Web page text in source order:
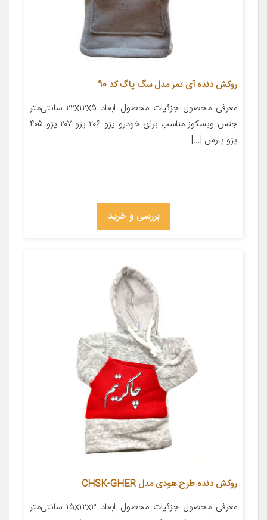
روکش دنده آی تمر مدل سگ پاگ کد 90
معرفی محصول جزئیات محصول ابعاد ۲۲x۱۲x۵ سانتی‌متر
جنس ویسکوز مناسب برای خودرو پژو ۲۰۶ پژو ۲۰۷ پژو ۴۰۵
پژو پارس […]
بررسی و خرید
روکش دنده طرح هودی مدل CHSK-GHER
معرفی محصول جزئیات محصول ابعاد ۱۵x۱۲x۳ سانتی‌متر